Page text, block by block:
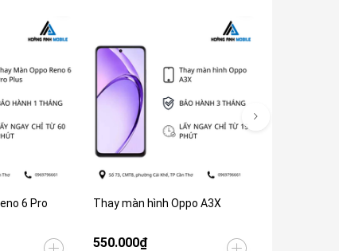
6 Pro
Thay màn hình Oppo A3X
550.000₫